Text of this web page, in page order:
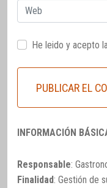
Web
He leido y acepto
INFORMACIÓN
Responsable:
Finalidad: Gestión de